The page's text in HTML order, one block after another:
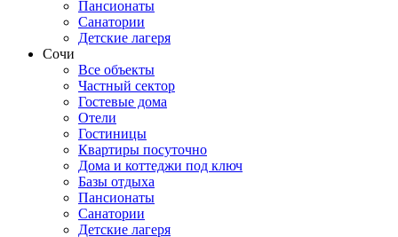
Пансионаты
Санатории
Детские лагеря
Сочи
Все объекты
Частный сектор
Гостевые дома
Отели
Гостиницы
Квартиры посуточно
Дома и коттеджи под ключ
Базы отдыха
Пансионаты
Санатории
Детские лагеря